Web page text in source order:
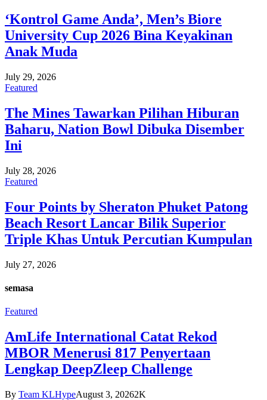
‘Kontrol Game Anda’, Men’s Biore
University Cup 2026 Bina Keyakinan
Anak Muda
July 29, 2026
Featured
The Mines Tawarkan Pilihan Hiburan
Baharu, Nation Bowl Dibuka Disember
Ini
July 28, 2026
Featured
Four Points by Sheraton Phuket Patong
Beach Resort Lancar Bilik Superior
Triple Khas Untuk Percutian Kumpulan
July 27, 2026
semasa
Featured
AmLife International Catat Rekod
MBOR Menerusi 817 Penyertaan
Lengkap DeepZleep Challenge
By Team KLHypeAugust 3, 20262K